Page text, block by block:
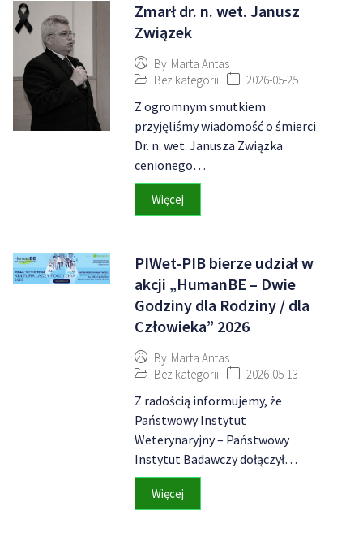
Zmarł dr. n. wet. Janusz
Związek
By Marta Antas
Bez kategorii
2026-05-25
Z ogromnym smutkiem
przyjęliśmy wiadomość o śmierci
Dr. n. wet. Janusza Związka
cenionego…
Więcej
PIWet-PIB bierze udział w
akcji „HumanBE – Dwie
Godziny dla Rodziny / dla
Człowieka” 2026
By Marta Antas
Bez kategorii
2026-05-13
Z radością informujemy, że
Państwowy Instytut
Weterynaryjny – Państwowy
Instytut Badawczy dołączył…
Więcej